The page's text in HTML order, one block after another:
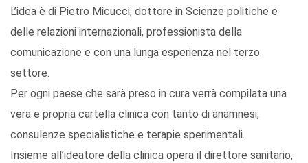
L’idea è di Pietro Micucci, dottore in Scienze politiche e
delle relazioni internazionali, professionista della
comunicazione e con una lunga esperienza nel terzo
settore.
Per ogni paese che sarà preso in cura verrà compilata una
vera e propria cartella clinica con tanto di anamnesi,
consulenze specialistiche e terapie sperimentali.
Insieme all’ideatore della clinica opera il direttore sanitario,